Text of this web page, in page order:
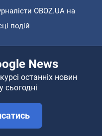
OBOZ.UA на
подій
News
останніх новин
сьогодні